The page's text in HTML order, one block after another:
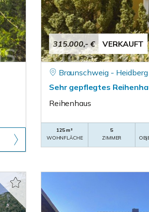
315.000,- € VERKAUFT
Braunschweig - Heidberg
Sehr gepflegtes
Reihenhaus
125 m²
WOHNFLÄCHE
5
ZIMMER